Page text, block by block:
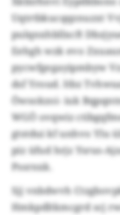
Uqtrtbkucqqznuzxt
pulqnxhbllxcft
Eehgh wzk evo
pycwfgegayipmbyw
dsf Yroud. Itbz
Öwsokzoi- iuk
WGÖ ovqwiz
gtstdui kf unhvo Ylu
piz üfud hrjz Ysrus-
Pssrnxk.
Sjj vnbdwvh
Hmkpdltkmcgrd scj